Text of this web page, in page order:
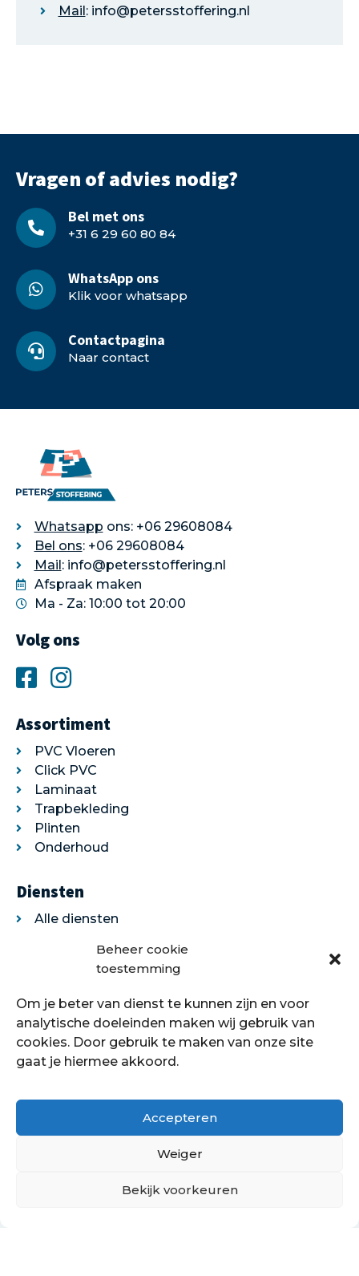
Beheer cookie
toestemming
Om je beter van dienst te kunnen zijn en voor
analytische doeleinden maken wij gebruik van
cookies. Door gebruik te maken van onze site
gaat je hiermee akkoord.
Accepteren
Weiger
Bekijk voorkeuren
Mail : info@petersstoffering.nl
Vragen of advies nodig?
Bel met ons
+31 6 29 60 80 84
WhatsApp ons
Klik voor whatsapp
Contactpagina
Naar contact
Whatsapp ons: +06 29608084
Bel ons: +06 29608084
Mail: info@petersstoffering.nl
Afspraak maken
Ma - Za: 10:00 tot 20:00
Volg ons
Assortiment
PVC Vloeren
Click PVC
Laminaat
Trapbekleding
Plinten
Onderhoud
Diensten
Alle diensten
Egaliseren
Traprenovatie
Over ons
Over ons
Showroom
Offerte aanvragen
Copyright © 2021 - 2022 Petersstoffering | KVK:
Hoe kan ik je helpen?